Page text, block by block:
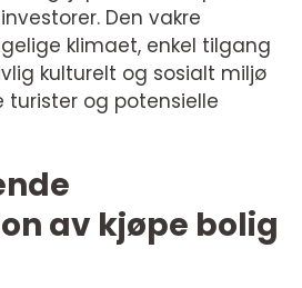
Den vakre
klimaet, enkel tilgang
kulturelt og sosialt miljø
turister og potensielle
av kjøpe bolig